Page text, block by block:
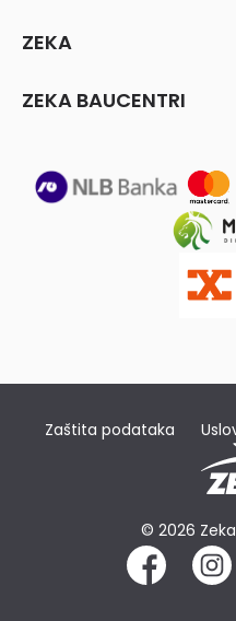
ZEKA
ZEKA BAUCENTRI
Zaštita podataka
© 2026